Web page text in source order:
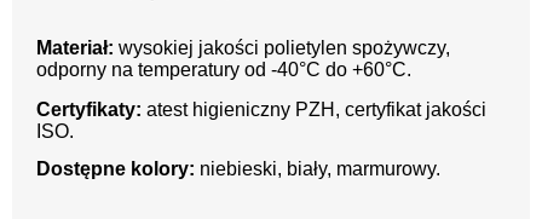
Materiał: wysokiej jakości polietylen spożywczy,
odporny na temperatury od -40°C do +60°C.
Certyfikaty: atest higieniczny PZH, certyfikat jakości
ISO.
Dostępne kolory: niebieski, biały, marmurowy.